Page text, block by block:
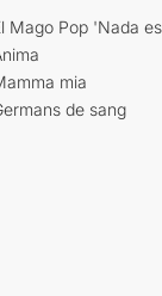
Mago Pop 'Nada
mia
de sang